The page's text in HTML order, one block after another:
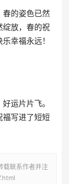
春的姿色已然
绽放，春的祝
幸福永远！
运片片飞。
福写进了短短
载联系作者并注